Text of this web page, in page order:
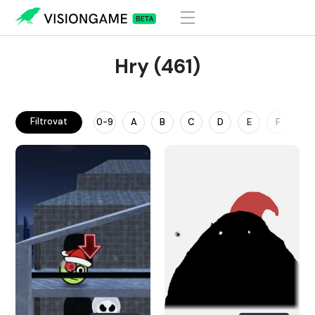
Hry (461)
Filtrovat 0-9 A B C D E F